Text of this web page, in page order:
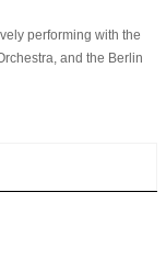
performing with the
and the Berlin